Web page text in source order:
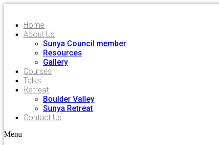
Home
About Us
Sunya Council member
Resources
Gallery
Courses
Talks
Retreat
Boulder Valley
Sunya Retreat
Contact Us
Menu